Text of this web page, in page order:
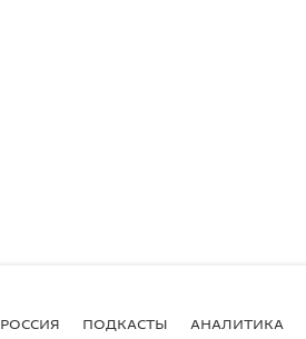
РОССИЯ ПОДКАСТЫ АНАЛИТИКА